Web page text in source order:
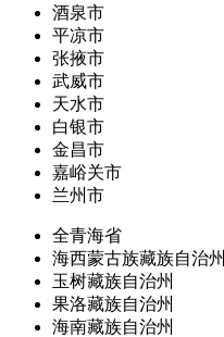
酒泉市
平凉市
张掖市
武威市
天水市
白银市
金昌市
嘉峪关市
兰州市
全青海省
海西蒙古族藏族自治州
玉树藏族自治州
果洛藏族自治州
海南藏族自治州